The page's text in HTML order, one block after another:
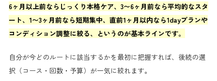
6ヶ月以上前ならじっくり本格ケア、3〜6ヶ月前なら平均的なスタ
ート、1〜3ヶ月前なら短期集中、直前1ヶ月以内なら1dayプランや
コンディション調整に絞る、というのが基本ラインです。
自分が今どのルートに該当するかを最初に把握すれば、後続の選
択（コース・回数・予算）が一気に絞れます。